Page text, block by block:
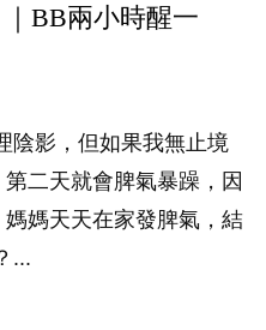
BB兩小時醒一
陰影，但如果我無止境
二天就會脾氣暴躁，因
媽天天在家發脾氣，結
...